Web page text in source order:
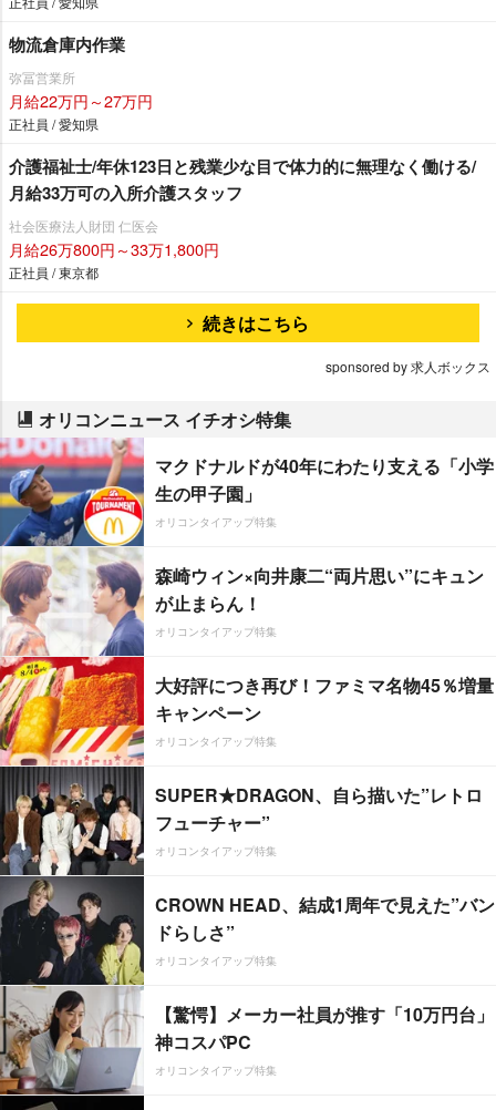
物流倉庫内作業
弥冨営業所
月給22万円～27万円
正社員 / 愛知県
介護福祉士/年休123日と残業少な目で体力的に無理なく働ける/
月給33万可の入所介護スタッフ
社会医療法人財団 仁医会
月給26万800円～33万1,800円
正社員 / 東京都
続きはこちら
sponsored by 求人ボックス
オリコンニュース イチオシ特集
マクドナルドが40年にわたり支える「小学
生の甲子園」
オリコンタイアップ特集
森崎ウィン×向井康二“両片思い”にキュン
が止まらん！
オリコンタイアップ特集
大好評につき再び！ファミマ名物45％増量
キャンペーン
オリコンタイアップ特集
SUPER★DRAGON、自ら描いた”レトロ
フューチャー”
オリコンタイアップ特集
CROWN HEAD、結成1周年で見えた”バン
ドらしさ”
オリコンタイアップ特集
【驚愕】メーカー社員が推す「10万円台」
神コスパPC
オリコンタイアップ特集